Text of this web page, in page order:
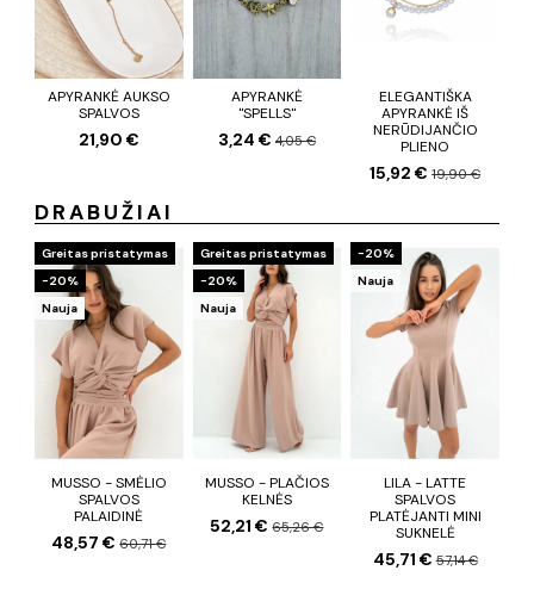
APYRANKĖ AUKSO
SPALVOS
21,90 €
APYRANKĖ
"SPELLS"
3,24 € 4,05 €
ELEGANTIŠKA
APYRANKĖ IŠ
NERŪDIJANČIO
PLIENO
15,92 €19,90 €
DRABUŽIAI
Greitas pristatymas
−20%
Nauja
MUSSO - SMĖLIO
SPALVOS
PALAIDINĖ
48,57 €60,71 €
Greitas pristatymas
−20%
Nauja
MUSSO - PLAČIOS
KELNĖS
52,21 €65,26 €
−20%
Nauja
LILA - LATTE
SPALVOS
PLATĖJANTI MINI
SUKNELĖ
45,71 €57,14 €